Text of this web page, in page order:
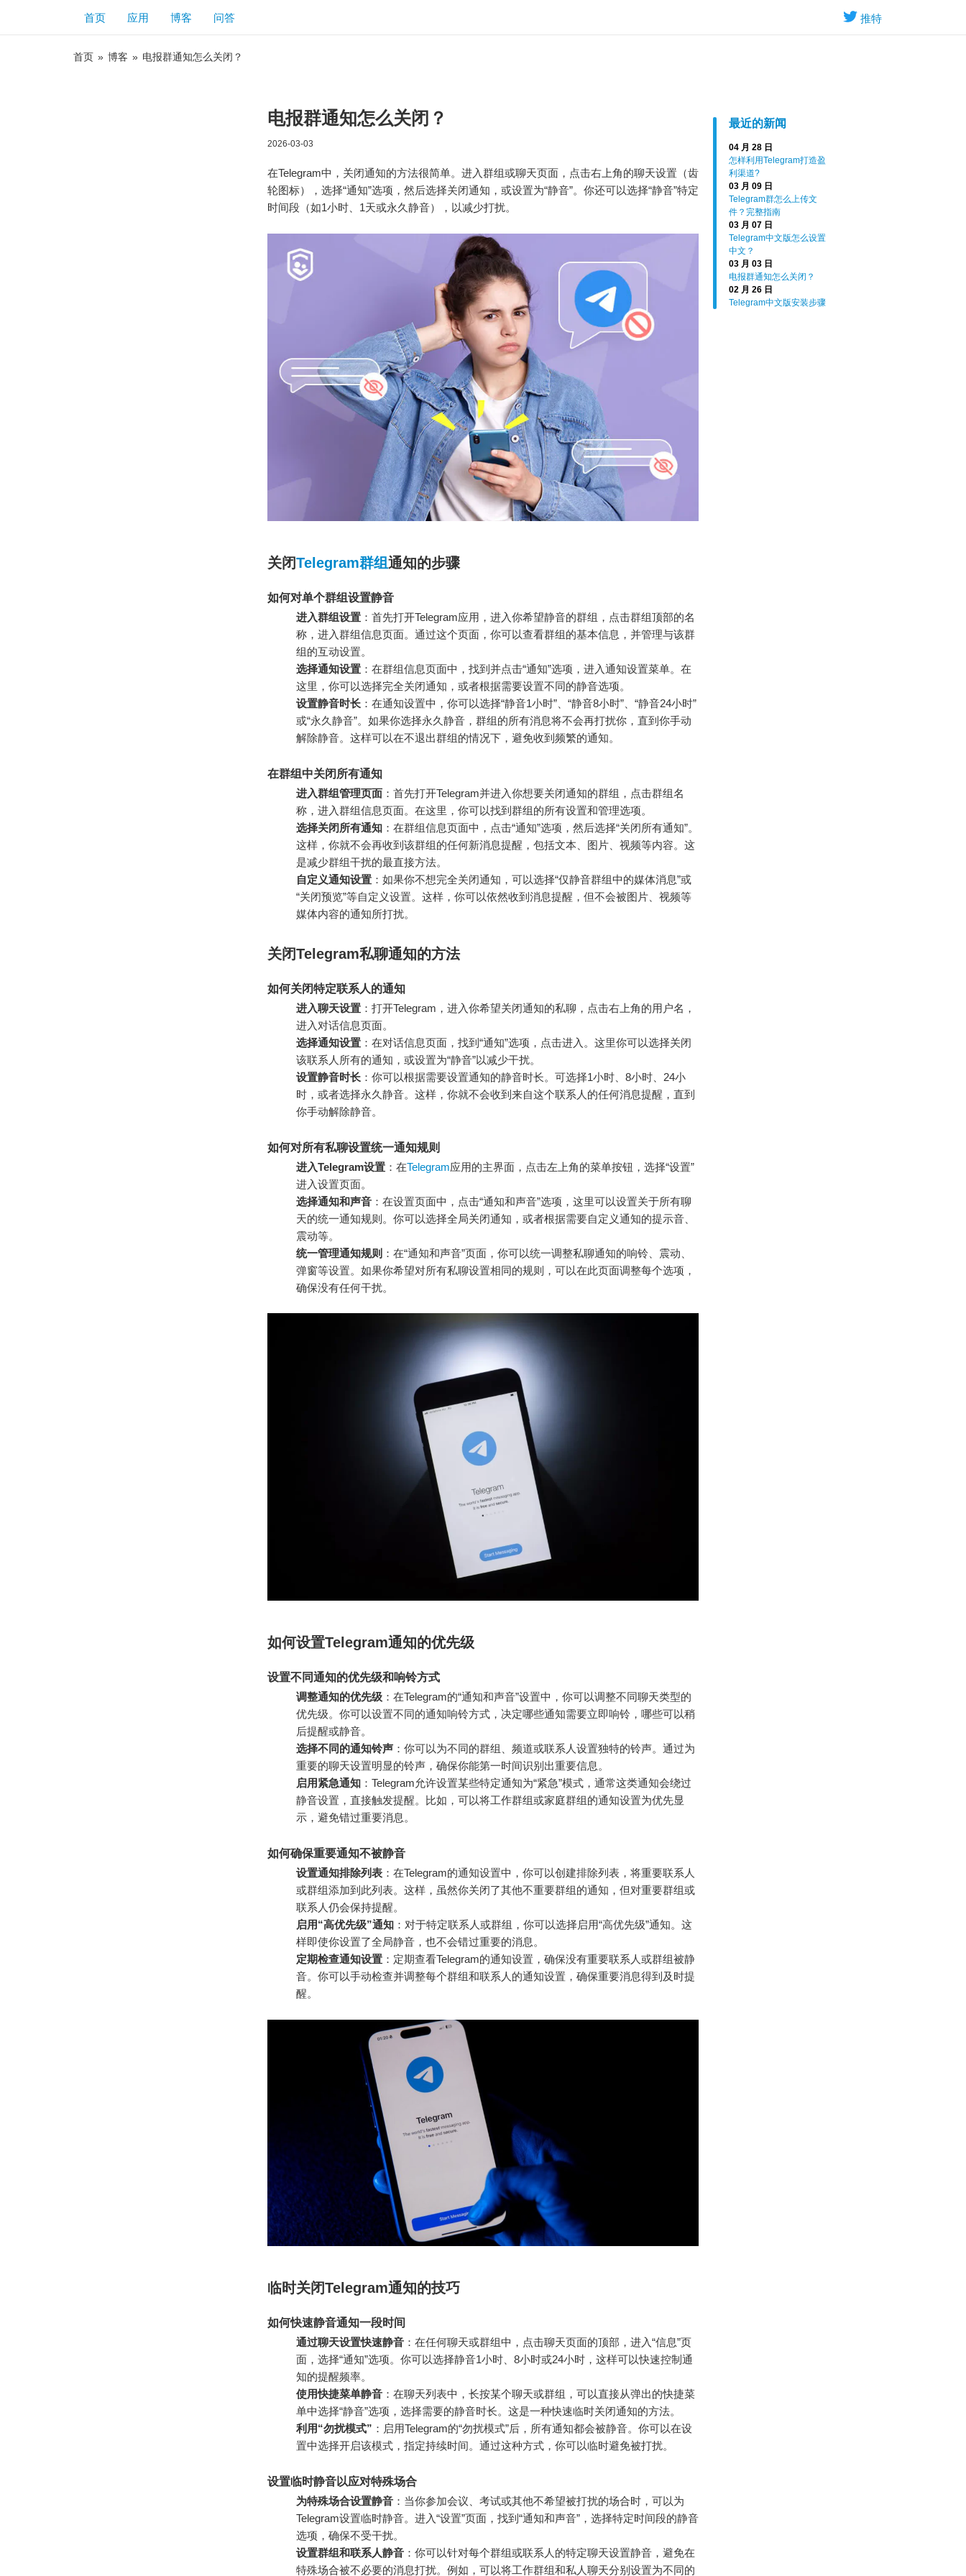
推特
首页 应用 博客 问答
首页 » 博客 » 电报群通知怎么关闭？
最近的新闻
04 月 28 日
怎样利用Telegram打造盈
利渠道?
03 月 09 日
Telegram群怎么上传文
件？完整指南
03 月 07 日
Telegram中文版怎么设置
中文？
03 月 03 日
电报群通知怎么关闭？
02 月 26 日
Telegram中文版安装步骤
电报群通知怎么关闭？
2026-03-03
在Telegram中，关闭通知的方法很简单。进入群组或聊天页面，点击右上角的聊天设置（齿
轮图标），选择“通知”选项，然后选择关闭通知，或设置为“静音”。你还可以选择“静音”特定
时间段（如1小时、1天或永久静音），以减少打扰。
关闭Telegram群组通知的步骤
如何对单个群组设置静音
进入群组设置 ：首先打开Telegram应用，进入你希望静音的群组，点击群组顶部的名
称，进入群组信息页面。通过这个页面，你可以查看群组的基本信息，并管理与该群
组的互动设置。
选择通知设置 ：在群组信息页面中，找到并点击“通知”选项，进入通知设置菜单。在
这里，你可以选择完全关闭通知，或者根据需要设置不同的静音选项。
设置静音时长 ：在通知设置中，你可以选择“静音1小时”、“静音8小时”、“静音24小时”
或“永久静音”。如果你选择永久静音，群组的所有消息将不会再打扰你，直到你手动
解除静音。这样可以在不退出群组的情况下，避免收到频繁的通知。
在群组中关闭所有通知
进入群组管理页面 ：首先打开Telegram并进入你想要关闭通知的群组，点击群组名
称，进入群组信息页面。在这里，你可以找到群组的所有设置和管理选项。
选择关闭所有通知 ：在群组信息页面中，点击“通知”选项，然后选择“关闭所有通知”。
这样，你就不会再收到该群组的任何新消息提醒，包括文本、图片、视频等内容。这
是减少群组干扰的最直接方法。
自定义通知设置 ：如果你不想完全关闭通知，可以选择“仅静音群组中的媒体消息”或
“关闭预览”等自定义设置。这样，你可以依然收到消息提醒，但不会被图片、视频等
媒体内容的通知所打扰。
关闭Telegram私聊通知的方法
如何关闭特定联系人的通知
进入聊天设置 ：打开Telegram，进入你希望关闭通知的私聊，点击右上角的用户名，
进入对话信息页面。
选择通知设置 ：在对话信息页面，找到“通知”选项，点击进入。这里你可以选择关闭
该联系人所有的通知，或设置为“静音”以减少干扰。
设置静音时长 ：你可以根据需要设置通知的静音时长。可选择1小时、8小时、24小
时，或者选择永久静音。这样，你就不会收到来自这个联系人的任何消息提醒，直到
你手动解除静音。
如何对所有私聊设置统一通知规则
进入Telegram设置 ：在Telegram应用的主界面，点击左上角的菜单按钮，选择“设置”
进入设置页面。
选择通知和声音 ：在设置页面中，点击“通知和声音”选项，这里可以设置关于所有聊
天的统一通知规则。你可以选择全局关闭通知，或者根据需要自定义通知的提示音、
震动等。
统一管理通知规则 ：在“通知和声音”页面，你可以统一调整私聊通知的响铃、震动、
弹窗等设置。如果你希望对所有私聊设置相同的规则，可以在此页面调整每个选项，
确保没有任何干扰。
如何设置Telegram通知的优先级
设置不同通知的优先级和响铃方式
调整通知的优先级 ：在Telegram的“通知和声音”设置中，你可以调整不同聊天类型的
优先级。你可以设置不同的通知响铃方式，决定哪些通知需要立即响铃，哪些可以稍
后提醒或静音。
选择不同的通知铃声 ：你可以为不同的群组、频道或联系人设置独特的铃声。通过为
重要的聊天设置明显的铃声，确保你能第一时间识别出重要信息。
启用紧急通知 ：Telegram允许设置某些特定通知为“紧急”模式，通常这类通知会绕过
静音设置，直接触发提醒。比如，可以将工作群组或家庭群组的通知设置为优先显
示，避免错过重要消息。
如何确保重要通知不被静音
设置通知排除列表 ：在Telegram的通知设置中，你可以创建排除列表，将重要联系人
或群组添加到此列表。这样，虽然你关闭了其他不重要群组的通知，但对重要群组或
联系人仍会保持提醒。
启用“高优先级”通知 ：对于特定联系人或群组，你可以选择启用“高优先级”通知。这
样即使你设置了全局静音，也不会错过重要的消息。
定期检查通知设置 ：定期查看Telegram的通知设置，确保没有重要联系人或群组被静
音。你可以手动检查并调整每个群组和联系人的通知设置，确保重要消息得到及时提
醒。
临时关闭Telegram通知的技巧
如何快速静音通知一段时间
通过聊天设置快速静音 ：在任何聊天或群组中，点击聊天页面的顶部，进入“信息”页
面，选择“通知”选项。你可以选择静音1小时、8小时或24小时，这样可以快速控制通
知的提醒频率。
使用快捷菜单静音 ：在聊天列表中，长按某个聊天或群组，可以直接从弹出的快捷菜
单中选择“静音”选项，选择需要的静音时长。这是一种快速临时关闭通知的方法。
利用“勿扰模式” ：启用Telegram的“勿扰模式”后，所有通知都会被静音。你可以在设
置中选择开启该模式，指定持续时间。通过这种方式，你可以临时避免被打扰。
设置临时静音以应对特殊场合
为特殊场合设置静音 ：当你参加会议、考试或其他不希望被打扰的场合时，可以为
Telegram设置临时静音。进入“设置”页面，找到“通知和声音”，选择特定时间段的静音
选项，确保不受干扰。
设置群组和联系人静音 ：你可以针对每个群组或联系人的特定聊天设置静音，避免在
特殊场合被不必要的消息打扰。例如，可以将工作群组和私人聊天分别设置为不同的